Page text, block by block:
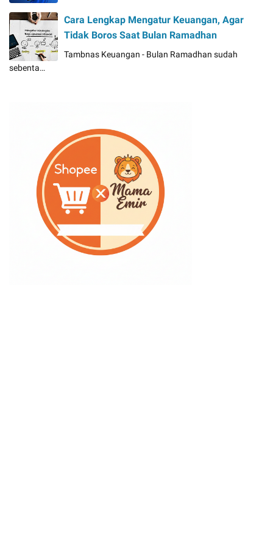
Cara Lengkap Mengatur Keuangan, Agar
Tidak Boros Saat Bulan Ramadhan
Tambnas Keuangan - Bulan Ramadhan sudah
sebenta…